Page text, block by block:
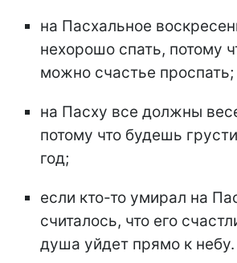
на Пасхальное
нехорошо спать, потому
можно счастье проспать;
на Пасху все должны
потому что будешь
год;
если кто-то умирал на
считалось, что его
душа уйдет прямо к небу.